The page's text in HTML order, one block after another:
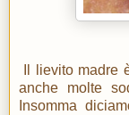
Il lievito madre
anche molte
Insomma